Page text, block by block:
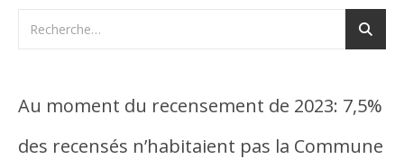
Au moment du recensement de 2023: 7,5%
des recensés n’habitaient pas la Commune